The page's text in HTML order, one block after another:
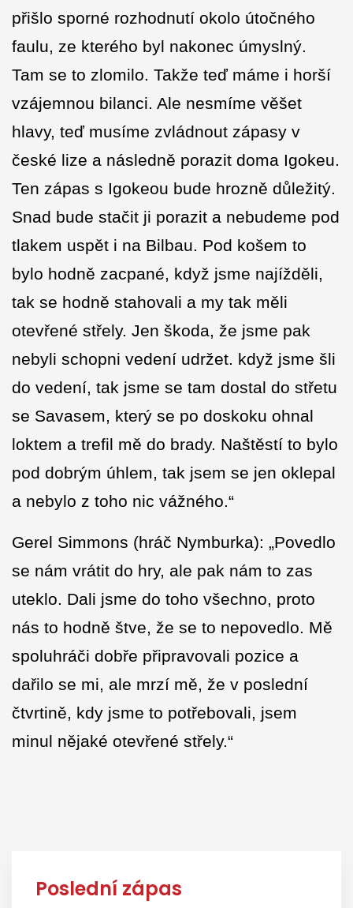
přišlo sporné rozhodnutí okolo útočného
faulu, ze kterého byl nakonec úmyslný.
Tam se to zlomilo. Takže teď máme i horší
vzájemnou bilanci. Ale nesmíme věšet
hlavy, teď musíme zvládnout zápasy v
české lize a následně porazit doma Igokeu.
Ten zápas s Igokeou bude hrozně důležitý.
Snad bude stačit ji porazit a nebudeme pod
tlakem uspět i na Bilbau. Pod košem to
bylo hodně zacpané, když jsme najížděli,
tak se hodně stahovali a my tak měli
otevřené střely. Jen škoda, že jsme pak
nebyli schopni vedení udržet. když jsme šli
do vedení, tak jsme se tam dostal do střetu
se Savasem, který se po doskoku ohnal
loktem a trefil mě do brady. Naštěstí to bylo
pod dobrým úhlem, tak jsem se jen oklepal
a nebylo z toho nic vážného.“
Gerel Simmons (hráč Nymburka): „Povedlo
se nám vrátit do hry, ale pak nám to zas
uteklo. Dali jsme do toho všechno, proto
nás to hodně štve, že se to nepovedlo. Mě
spoluhráči dobře připravovali pozice a
dařilo se mi, ale mrzí mě, že v poslední
čtvrtině, kdy jsme to potřebovali, jsem
minul nějaké otevřené střely.“
Poslední zápas